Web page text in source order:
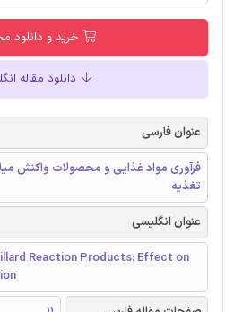
خرید و دانلود
دانلود مقاله
عنوان فارسی
فرآوری مواد غذایی و محصولات واکنش
تغذیه
عنوان انگلیسی
Reaction Products: Effect on